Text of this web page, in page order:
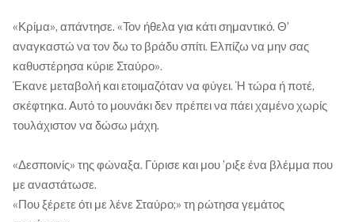
«Κρίμα», απάντησε. «Τον ήθελα για κάτι σημαντικό. Θ’
αναγκαστώ να τον δω το βράδυ σπίτι. Ελπίζω να μην σας
καθυστέρησα κύριε Σταύρο».
Έκανε μεταβολή και ετοιμαζόταν να φύγει. Ή τώρα ή ποτέ,
σκέφτηκα. Αυτό το μουνάκι δεν πρέπει να πάει χαμένο χωρίς
τουλάχιστον να δώσω μάχη.
«Δεσποινίς» της φώναξα. Γύρισε και μου ’ριξε ένα βλέμμα που
με αναστάτωσε.
«Που ξέρετε ότι με λένε Σταύρο;» τη ρώτησα γεμάτος